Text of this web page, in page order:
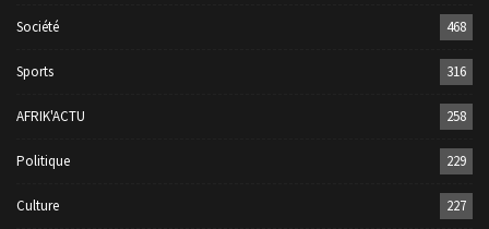
Société 468
Sports 316
AFRIK'ACTU 258
Politique 229
Culture 227